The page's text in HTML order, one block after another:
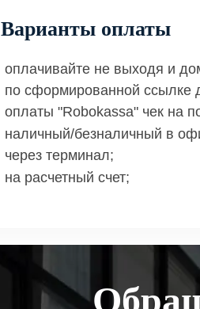
Варианты оплаты
оплачивайте не выходя и
по сформированной ссылке
оплаты "Robokassa" чек на
наличный/безналичный в
через терминал;
на расчетный счет;